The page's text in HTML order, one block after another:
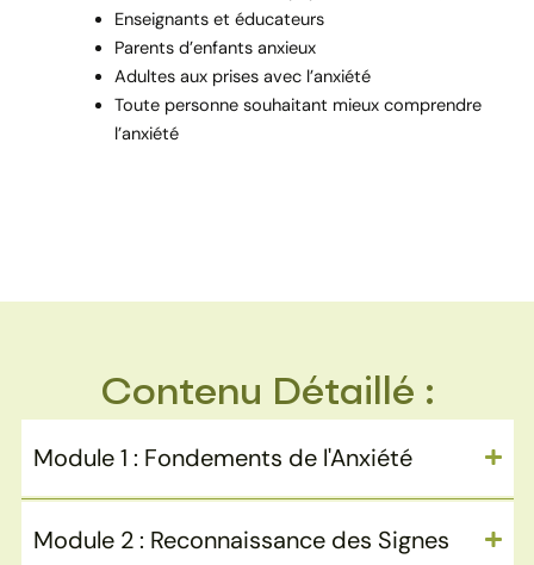
Enseignants et éducateurs
Parents d’enfants anxieux
Adultes aux prises avec l’anxiété
Toute personne souhaitant mieux comprendre
l’anxiété
Contenu Détaillé :
Module 1 : Fondements de l'Anxiété
Module 2 : Reconnaissance des Signes